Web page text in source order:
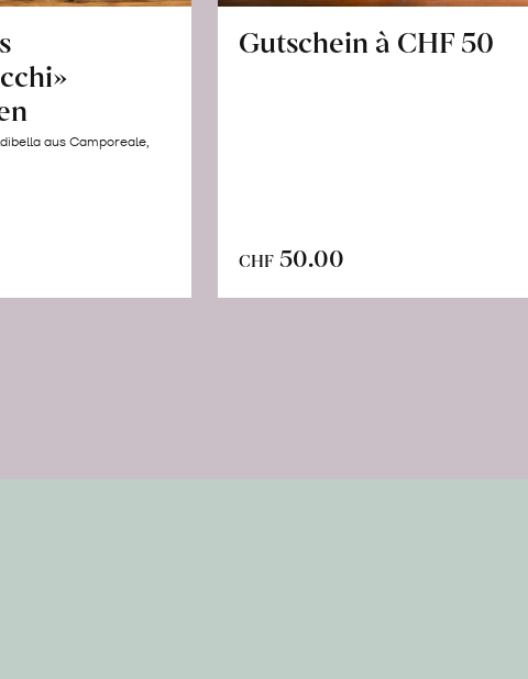
aus Camporeale,
Gutschein à CHF 50
CHF 50.00
Warenkorb